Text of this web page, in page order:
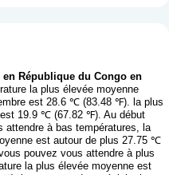
République du Congo en
la plus élevée moyenne
est 28.6 ℃ (83.48 ℉). la plus
19.9 ℃ (67.82 ℉). Au début
attendre à bas températures, la
est autour de plus 27.75 ℃
pouvez vous attendre à plus
la plus élevée moyenne est